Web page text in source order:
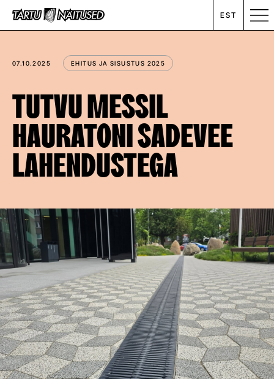
MESSIKALENDER
RENT
ETTEVÕTTEST
UUDISED
KONTAKT
EST
07.10.2025 EHITUS JA SISUSTUS 2025
TUTVU MESSIL
HAURATONI SADEVEE
LAHENDUSTEGA